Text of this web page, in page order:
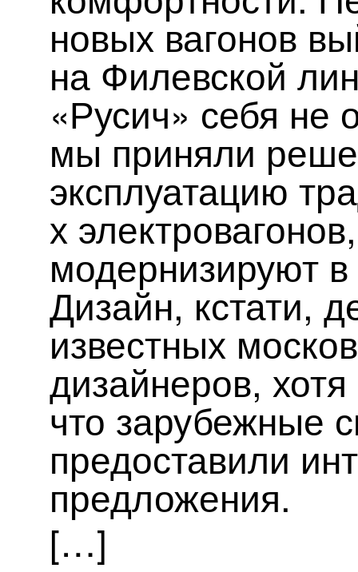
новых вагонов
на Филевской
«Русич» себя не
мы приняли
эксплуатацию
х
модернизируют
Дизайн, кстати,
известных
дизайнеров,
что зарубежные
предоставили
предложения.
[…]